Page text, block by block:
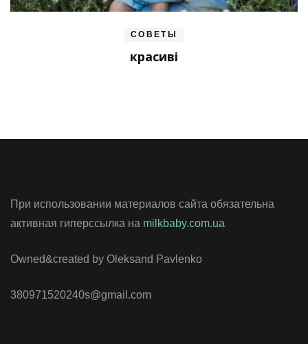
СОВЕТЫ
красиві
При использовании материалов сайта обязательна
активная гиперссылка на milkbaby.com.ua
Owned&created by Oleksand Pavlenko
380971520240s@gmail.com